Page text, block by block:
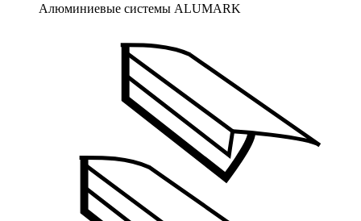
Алюминиевые системы ALUMARK